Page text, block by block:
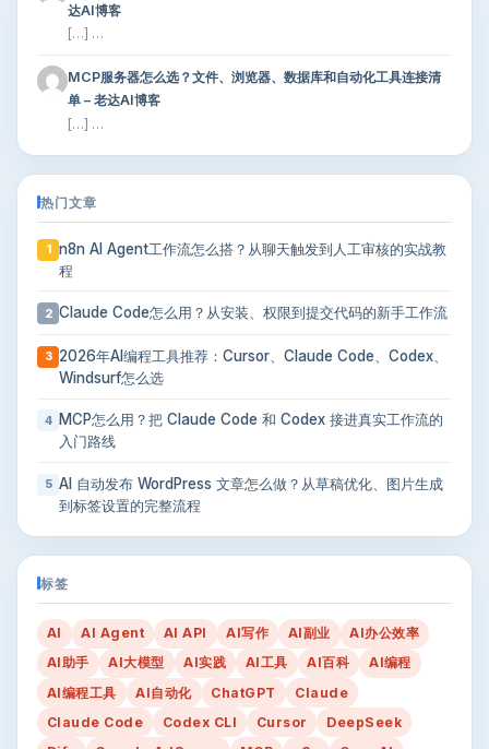
达AI博客
[…] …
MCP服务器怎么选？文件、浏览器、数据库和自动化工具连接清
单 – 老达AI博客
[…] …
热门文章
1
n8n AI Agent工作流怎么搭？从聊天触发到人工审核的实战教
程
2 Claude Code怎么用？从安装、权限到提交代码的新手工作流
3 2026年AI编程工具推荐：Cursor、Claude Code、Codex、
Windsurf怎么选
4
MCP怎么用？把 Claude Code 和 Codex 接进真实工作流的
入门路线
5 AI 自动发布 WordPress 文章怎么做？从草稿优化、图片生成
到标签设置的完整流程
标签
AI AI Agent AI API AI写作 AI副业
AI办公效率
AI助手
AI大模型 AI实践 AI工具 AI百科
AI编程
AI编程工具
AI自动化 ChatGPT
Claude
Claude Code
Codex CLI Cursor
DeepSeek